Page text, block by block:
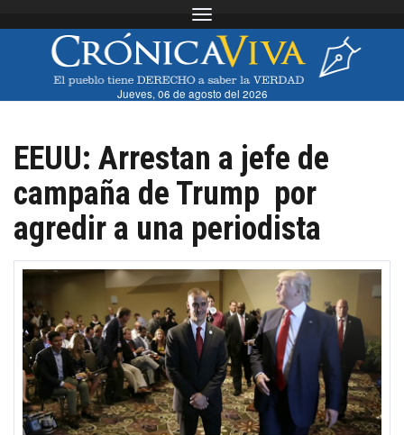
Toggle navigation
Jueves, 06 de agosto del 2026
EEUU: Arrestan a jefe de
campaña de Trump por
agredir a una periodista